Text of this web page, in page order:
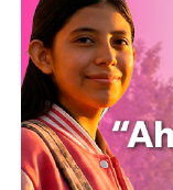
Asimismo, el
de los
titular del
las puertas de su
interior del estado.